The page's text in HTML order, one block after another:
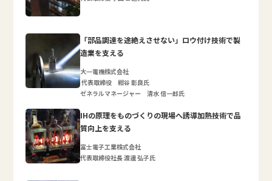
「部品調達を途絶えさせない」ロウ付け技術で製
造業を支える
大一電機株式会社
代表取締役 紺谷 彰良氏
ゼネラルマネージャー 清水 信一郎氏
IHの原理をものづくりの現場へ誘導加熱技術で品
質向上を支える
富士電子工業株式会社
代表取締役社長 渡邊 弘子氏